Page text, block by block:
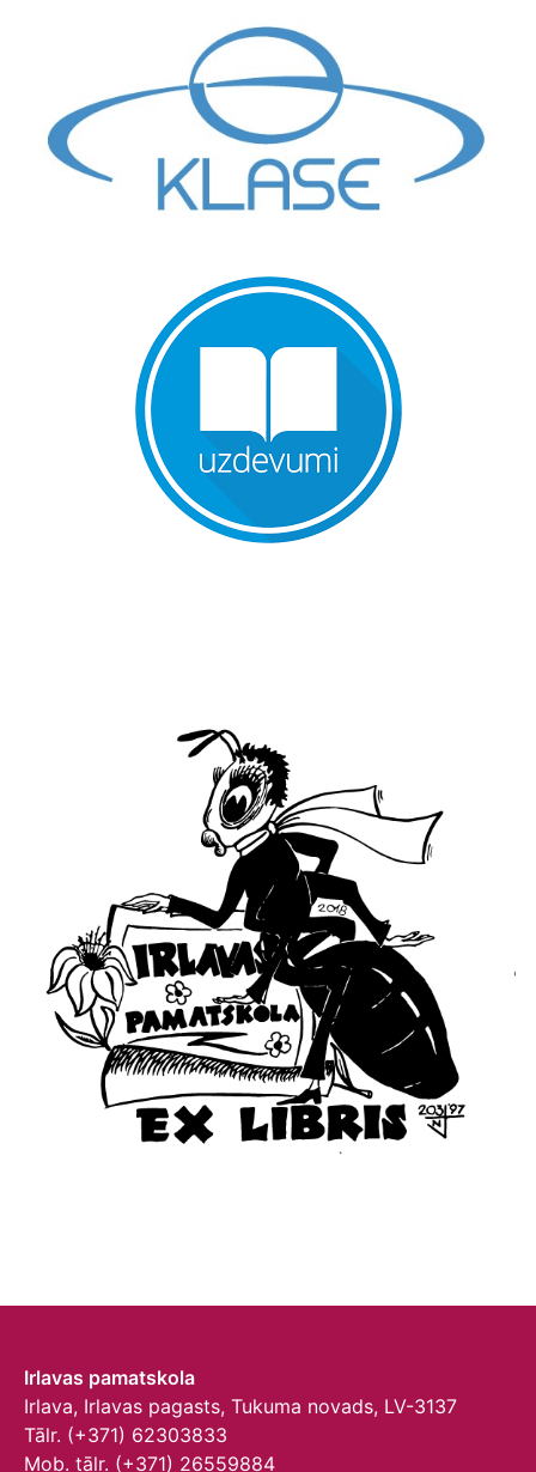
Irlavas pamatskola
Irlava, Irlavas pagasts, Tukuma novads, LV-3137
Tālr. (+371) 62303833
Mob. tālr. (+371) 26559884